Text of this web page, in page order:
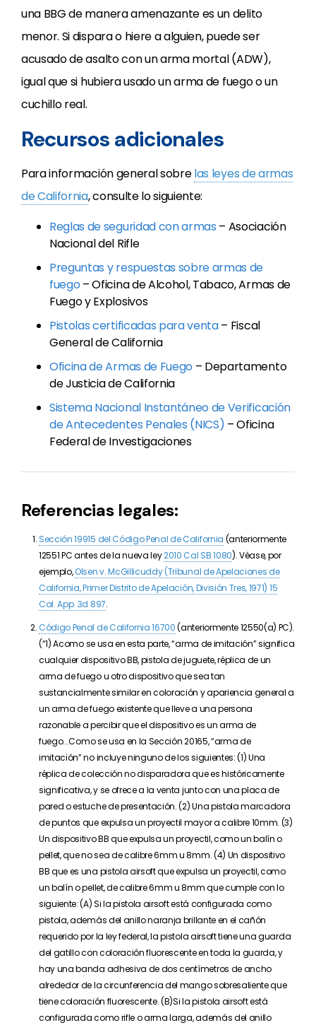
una BBG de manera amenazante es un delito
menor. Si dispara o hiere a alguien, puede ser
acusado de asalto con un arma mortal (ADW),
igual que si hubiera usado un arma de fuego o un
cuchillo real.
Recursos adicionales
Para información general sobrelas leyes de armas
de California, consulte lo siguiente:
Reglas de seguridad con armas – Asociación
Nacional del Rifle
Preguntas y respuestas sobre armas de
fuego– Oficina de Alcohol, Tabaco, Armas de
Fuego y Explosivos
Pistolas certificadas para venta– Fiscal
General de California
Oficina de Armas de Fuego – Departamento
de Justicia de California
Sistema Nacional Instantáneo de Verificación
de Antecedentes Penales (NICS) – Oficina
Federal de Investigaciones
Referencias legales:
Sección 19915 del Código Penal de California (anteriormente
12551 PC antes de la nueva ley2010 Cal SB 1080). Véase, por
ejemplo,Olsen v. McGillicuddy (Tribunal de Apelaciones de
California, Primer Distrito de Apelación, División Tres, 1971) 15
Cal. App. 3d 897.
Código Penal de California 16700(anteriormente 12550(a) PC).
(“1) Acomo se usa en esta parte, “arma de imitación” significa
cualquier dispositivo BB, pistola de juguete, réplica de un
arma de fuego u otro dispositivo que sea tan
sustancialmente similar en coloración y apariencia general a
un arma de fuego existente que lleve a una persona
razonable a percibir que el dispositivo es un arma de
fuego...Como se usa en la Sección 20165, “arma de
imitación” no incluye ninguno de los siguientes: (1) Una
réplica de colección no disparadora que es históricamente
significativa, y se ofrece a la venta junto con una placa de
pared o estuche de presentación. (2) Una pistola marcadora
de puntos que expulsa un proyectil mayor a calibre 10mm. (3)
Un dispositivo BB que expulsa un proyectil, como un balín o
pellet, que no sea de calibre 6mm u 8mm.(4) Un dispositivo
BB que es una pistolaairsoftque expulsa un proyectil, como
un balín o pellet, de calibre 6mm u 8mm que cumple con lo
siguiente:(A)Sila pistola airsoftestá configurada como
pistola, además del anillo naranja brillante en el cañón
requerido por la ley federal, la pistolaairsofttiene una guarda
del gatillo con coloración fluorescente en toda la guarda, y
hay una banda adhesiva de dos centímetros de ancho
alrededor de la circunferencia del mango sobresaliente que
tiene coloración fluorescente.(B)Sila pistola airsoftestá
configurada como rifle o arma larga, además del anillo